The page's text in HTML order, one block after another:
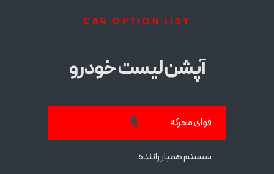
CAR OPTION LIST
آپشن لیست خودرو
قوای محرکه
سیستم همیار راننده